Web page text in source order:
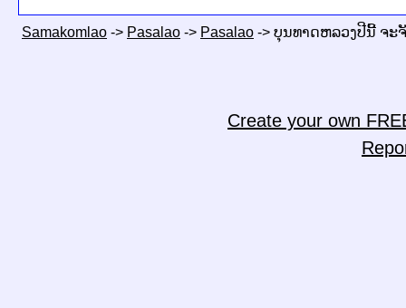
Samakomlao -> Pasalao -> Pasalao -> ບຸນທາດຫລວງປີນີ້ ຈະ
Create your own